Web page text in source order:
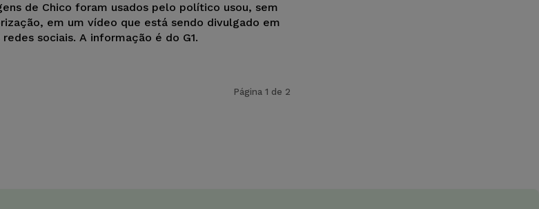
de Chico foram usados pelo político usou, sem
em um vídeo que está sendo divulgado em
redes sociais. A informação é do G1.
Página 1 de 2